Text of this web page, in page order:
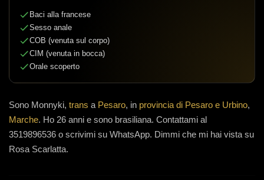
Baci alla francese
Sesso anale
COB (venuta sul corpo)
CIM (venuta in bocca)
Orale scoperto
Sono Monnyki, trans a Pesaro, in provincia di Pesaro e Urbino,
Marche. Ho 26 anni e sono brasiliana. Contattami al
3519896536 o scrivimi su WhatsApp. Dimmi che mi hai vista su
Rosa Scarlatta.